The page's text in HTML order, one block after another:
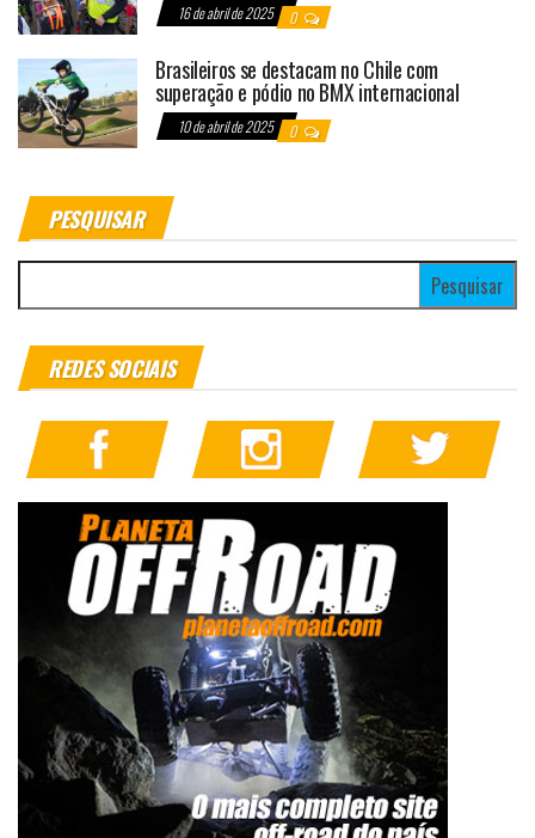
16 de abril de 2025 0
Brasileiros se destacam no Chile com
superação e pódio no BMX internacional
10 de abril de 2025 0
PESQUISAR
REDES SOCIAIS